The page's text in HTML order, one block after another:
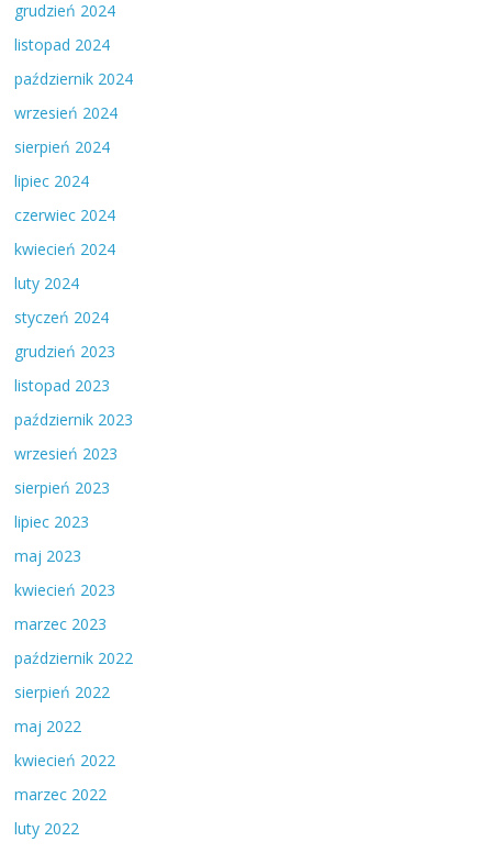
grudzień 2024
listopad 2024
październik 2024
wrzesień 2024
sierpień 2024
lipiec 2024
czerwiec 2024
kwiecień 2024
luty 2024
styczeń 2024
grudzień 2023
listopad 2023
październik 2023
wrzesień 2023
sierpień 2023
lipiec 2023
maj 2023
kwiecień 2023
marzec 2023
październik 2022
sierpień 2022
maj 2022
kwiecień 2022
marzec 2022
luty 2022